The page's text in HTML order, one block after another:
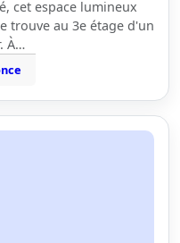
cet espace lumineux
trouve au 3e étage d'un
À…